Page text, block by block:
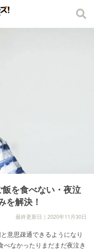
を食べない・夜泣
を解決！
最終更新日｜2020年11月30日
意思疎通できるようになり
べなかったりまだまだ夜泣き